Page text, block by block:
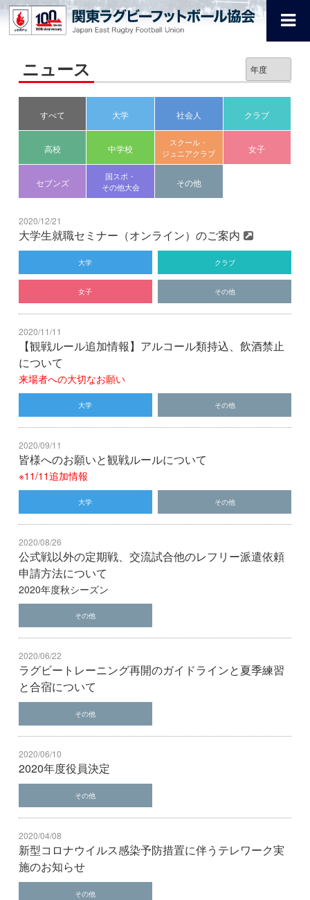
ニュース
すべて 大学 社会人 クラブ
高校 中学校
スクール・
ジュニアクラブ
女子
セブンズ
国スポ・
その他大会
その他
2020/12/21
大学生就職セミナー（オンライン）のご案内
大学 クラブ
女子 その他
2020/11/11
【観戦ルール追加情報】アルコール類持込、飲酒禁止
について
来場者への大切なお願い
大学 その他
2020/09/11
皆様へのお願いと観戦ルールについて
※11/11追加情報
大学 その他
2020/08/26
公式戦以外の定期戦、交流試合他のレフリー派遣依頼
申請方法について
2020年度秋シーズン
その他
2020/06/22
ラグビートレーニング再開のガイドラインと夏季練習
と合宿について
その他
2020/06/10
2020年度役員決定
その他
2020/04/08
新型コロナウイルス感染予防措置に伴うテレワーク実
施のお知らせ
その他